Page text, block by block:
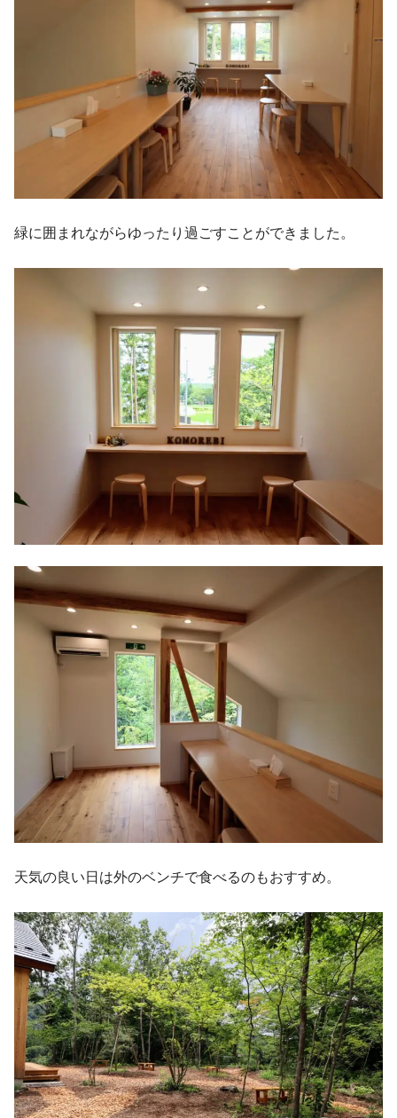
緑に囲まれながらゆったり過ごすことができました。
天気の良い日は外のベンチで食べるのもおすすめ。